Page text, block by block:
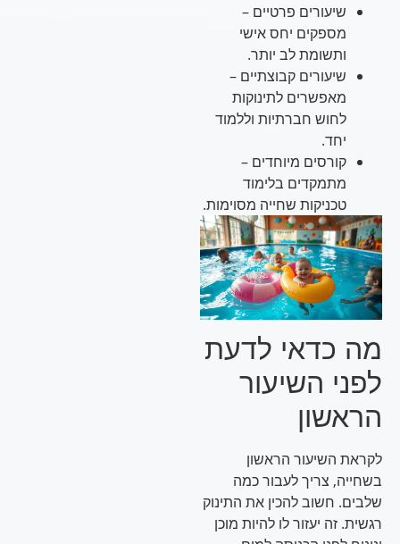
שיעורים פרטיים –
מספקים יחס אישי
ותשומת לב יותר.
שיעורים קבוצתיים –
מאפשרים לתינוקות
לחוש חברתיות וללמוד
יחד.
קורסים מיוחדים –
מתמקדים בלימוד
טכניקות שחייה מסוימות.
מה כדאי לדעת
לפני השיעור
הראשון
לקראת השיעור הראשון
בשחייה, צריך לעבור כמה
שלבים. חשוב להכין את התינוק
רגשית. זה יעזור לו להיות מוכן